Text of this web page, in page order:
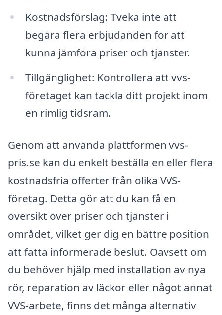
Kostnadsförslag: Tveka inte att
begära flera erbjudanden för att
kunna jämföra priser och tjänster.
Tillgänglighet: Kontrollera att vvs-
företaget kan tackla ditt projekt inom
en rimlig tidsram.
Genom att använda plattformen vvs-
pris.se kan du enkelt beställa en eller flera
kostnadsfria offerter från olika VVS-
företag. Detta gör att du kan få en
översikt över priser och tjänster i
området, vilket ger dig en bättre position
att fatta informerade beslut. Oavsett om
du behöver hjälp med installation av nya
rör, reparation av läckor eller något annat
VVS-arbete, finns det många alternativ